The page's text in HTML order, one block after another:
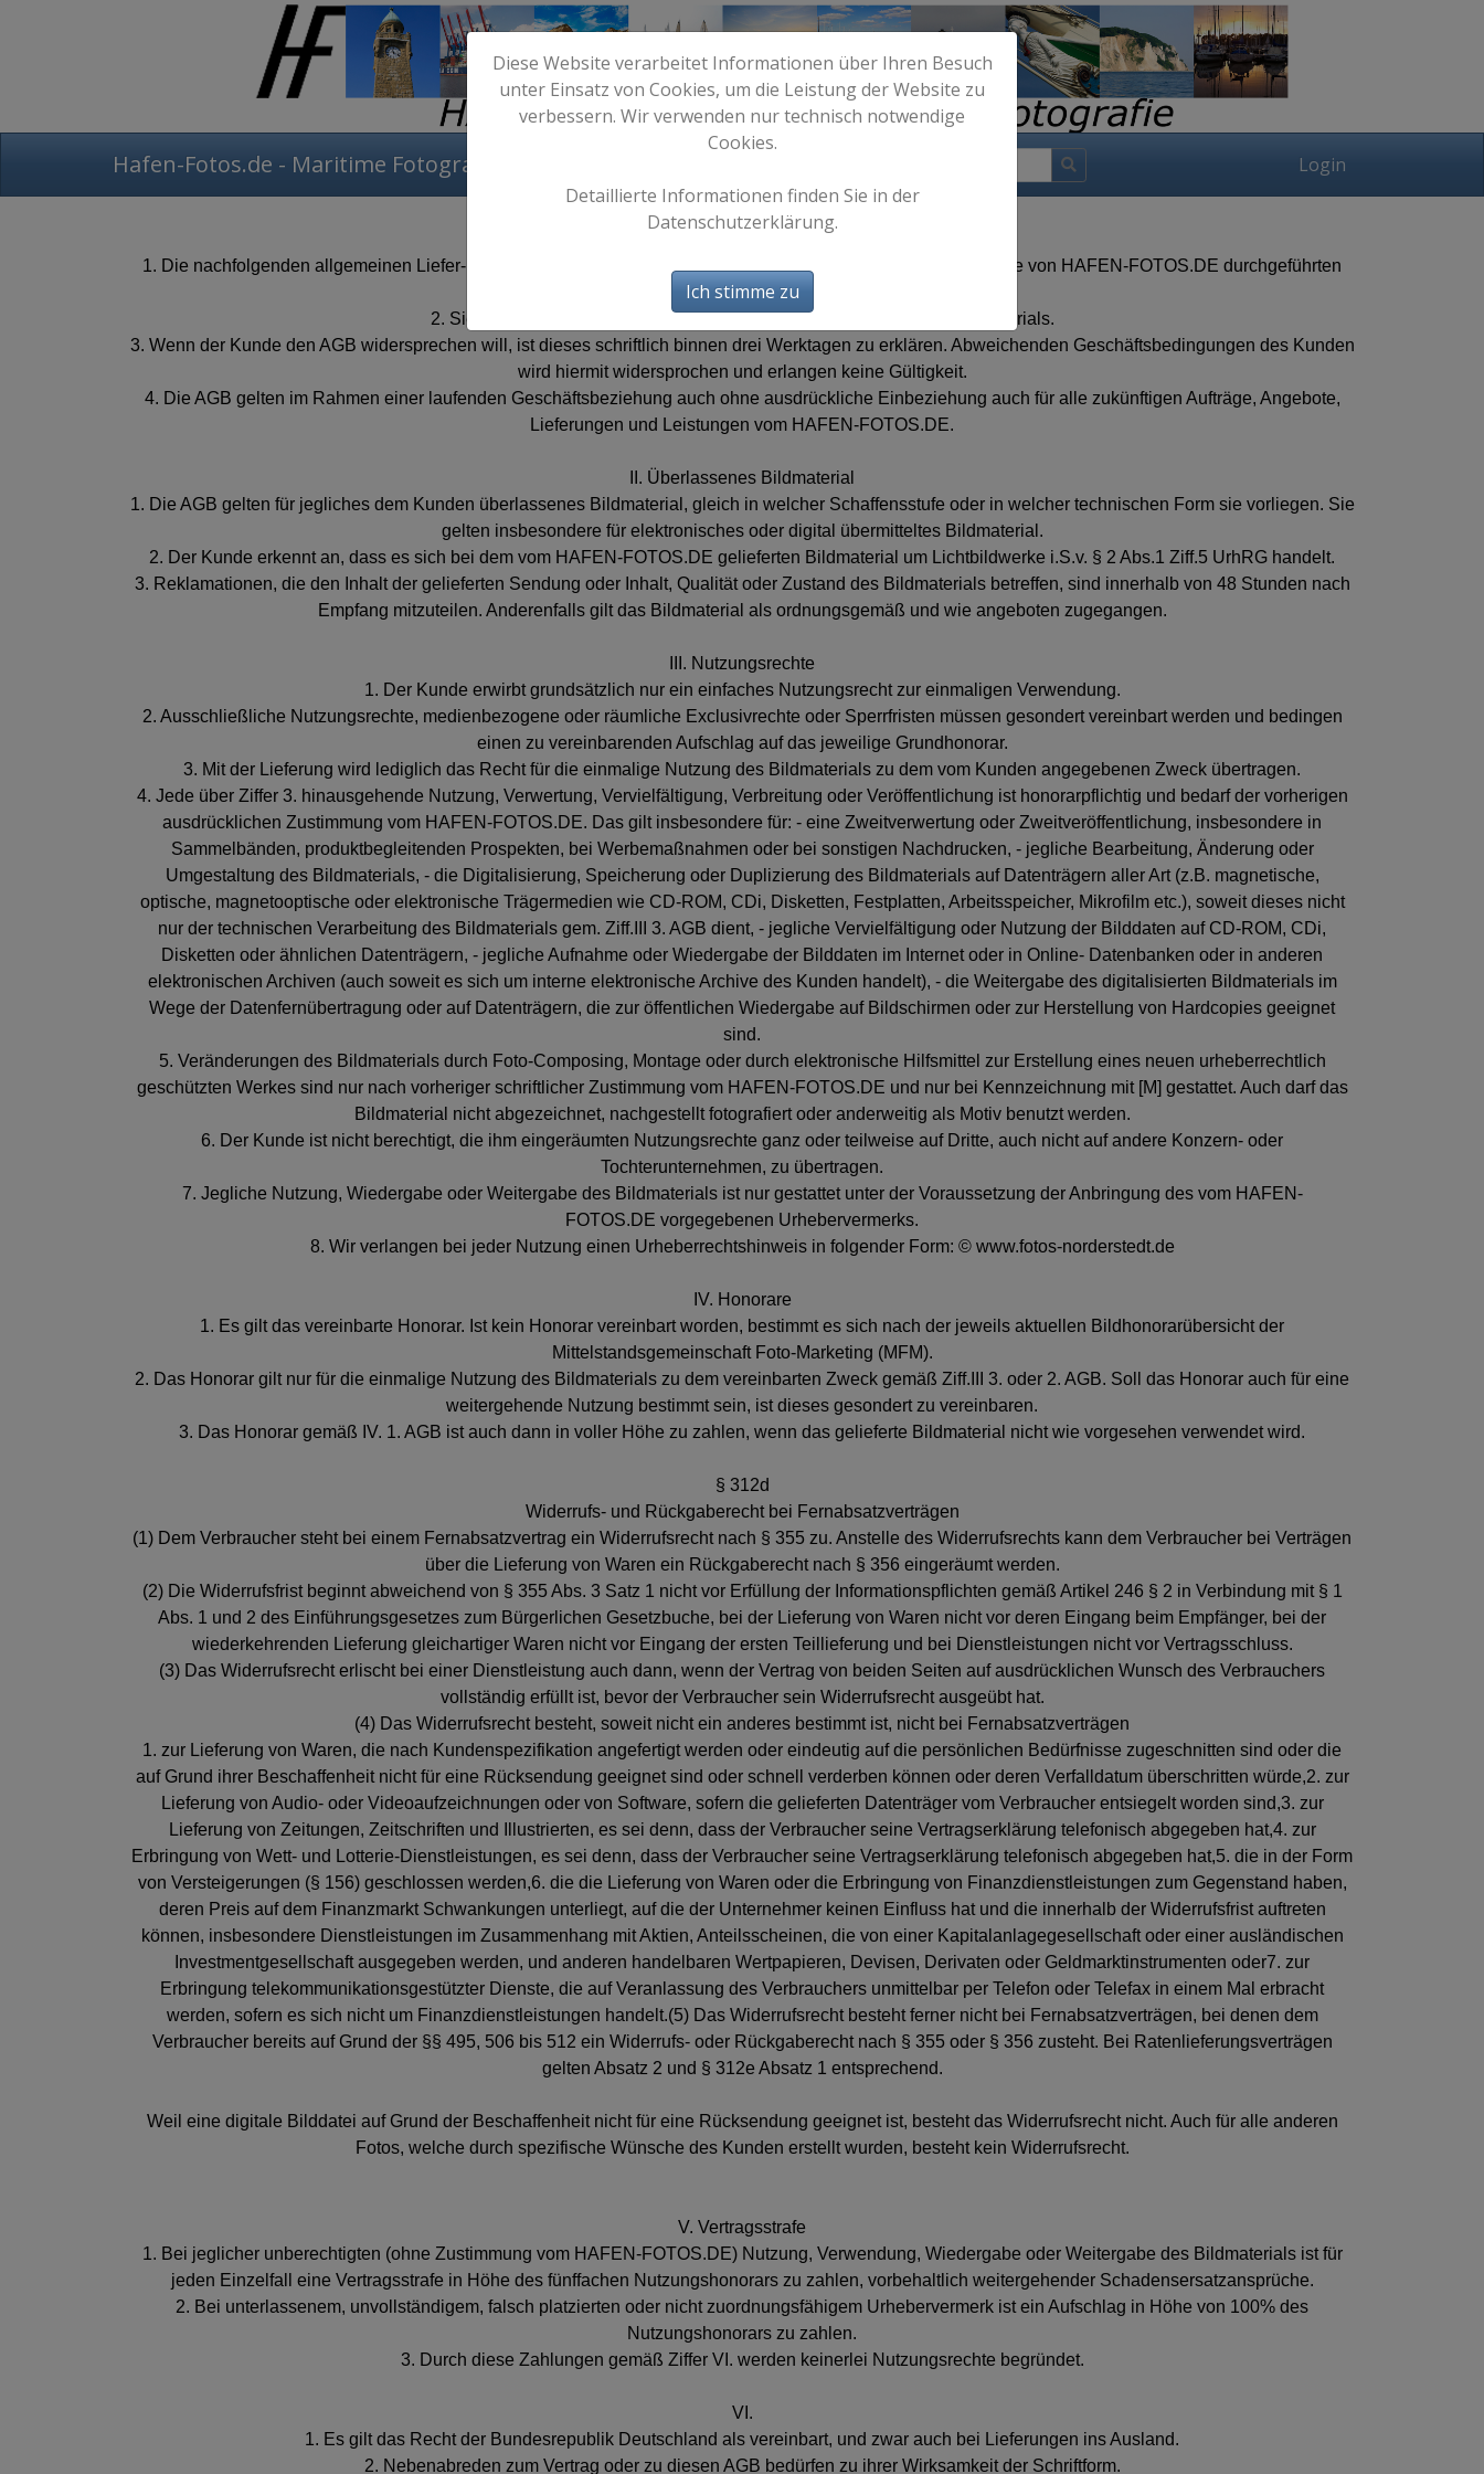
Hafen-Fotos.de - Maritime Fotografie
Login
AGB
1. Die nachfolgenden allgemeinen Liefer- und Geschäftsbedingungen (im folgenden AGB genannt) gelten für alle von HAFEN-FOTOS.DE durchgeführten
Aufträge, Angebote, Lieferungen und Leistungen.
2. Sie gelten als vereinbart mit Entgegennahme der Lieferung des Bildmaterials.
3. Wenn der Kunde den AGB widersprechen will, ist dieses schriftlich binnen drei Werktagen zu erklären. Abweichenden Geschäftsbedingungen des Kunden
wird hiermit widersprochen und erlangen keine Gültigkeit.
4. Die AGB gelten im Rahmen einer laufenden Geschäftsbeziehung auch ohne ausdrückliche Einbeziehung auch für alle zukünftigen Aufträge, Angebote,
Lieferungen und Leistungen vom HAFEN-FOTOS.DE.
II. Überlassenes Bildmaterial
1. Die AGB gelten für jegliches dem Kunden überlassenes Bildmaterial, gleich in welcher Schaffensstufe oder in welcher technischen Form sie vorliegen. Sie
gelten insbesondere für elektronisches oder digital übermitteltes Bildmaterial.
2. Der Kunde erkennt an, dass es sich bei dem vom HAFEN-FOTOS.DE gelieferten Bildmaterial um Lichtbildwerke i.S.v. § 2 Abs.1 Ziff.5 UrhRG handelt.
3. Reklamationen, die den Inhalt der gelieferten Sendung oder Inhalt, Qualität oder Zustand des Bildmaterials betreffen, sind innerhalb von 48 Stunden nach
Empfang mitzuteilen. Anderenfalls gilt das Bildmaterial als ordnungsgemäß und wie angeboten zugegangen.
III. Nutzungsrechte
1. Der Kunde erwirbt grundsätzlich nur ein einfaches Nutzungsrecht zur einmaligen Verwendung.
2. Ausschließliche Nutzungsrechte, medienbezogene oder räumliche Exclusivrechte oder Sperrfristen müssen gesondert vereinbart werden und bedingen
einen zu vereinbarenden Aufschlag auf das jeweilige Grundhonorar.
3. Mit der Lieferung wird lediglich das Recht für die einmalige Nutzung des Bildmaterials zu dem vom Kunden angegebenen Zweck übertragen.
4. Jede über Ziffer 3. hinausgehende Nutzung, Verwertung, Vervielfältigung, Verbreitung oder Veröffentlichung ist honorarpflichtig und bedarf der vorherigen
ausdrücklichen Zustimmung vom HAFEN-FOTOS.DE. Das gilt insbesondere für: - eine Zweitverwertung oder Zweitveröffentlichung, insbesondere in
Sammelbänden, produktbegleitenden Prospekten, bei Werbemaßnahmen oder bei sonstigen Nachdrucken, - jegliche Bearbeitung, Änderung oder
Umgestaltung des Bildmaterials, - die Digitalisierung, Speicherung oder Duplizierung des Bildmaterials auf Datenträgern aller Art (z.B. magnetische,
optische, magnetooptische oder elektronische Trägermedien wie CD-ROM, CDi, Disketten, Festplatten, Arbeitsspeicher, Mikrofilm etc.), soweit dieses nicht
nur der technischen Verarbeitung des Bildmaterials gem. Ziff.III 3. AGB dient, - jegliche Vervielfältigung oder Nutzung der Bilddaten auf CD-ROM, CDi,
Disketten oder ähnlichen Datenträgern, - jegliche Aufnahme oder Wiedergabe der Bilddaten im Internet oder in Online- Datenbanken oder in anderen
elektronischen Archiven (auch soweit es sich um interne elektronische Archive des Kunden handelt), - die Weitergabe des digitalisierten Bildmaterials im
Wege der Datenfernübertragung oder auf Datenträgern, die zur öffentlichen Wiedergabe auf Bildschirmen oder zur Herstellung von Hardcopies geeignet
sind.
5. Veränderungen des Bildmaterials durch Foto-Composing, Montage oder durch elektronische Hilfsmittel zur Erstellung eines neuen urheberrechtlich
geschützten Werkes sind nur nach vorheriger schriftlicher Zustimmung vom HAFEN-FOTOS.DE und nur bei Kennzeichnung mit [M] gestattet. Auch darf das
Bildmaterial nicht abgezeichnet, nachgestellt fotografiert oder anderweitig als Motiv benutzt werden.
6. Der Kunde ist nicht berechtigt, die ihm eingeräumten Nutzungsrechte ganz oder teilweise auf Dritte, auch nicht auf andere Konzern- oder
Tochterunternehmen, zu übertragen.
7. Jegliche Nutzung, Wiedergabe oder Weitergabe des Bildmaterials ist nur gestattet unter der Voraussetzung der Anbringung des vom HAFEN-
FOTOS.DE vorgegebenen Urhebervermerks.
8. Wir verlangen bei jeder Nutzung einen Urheberrechtshinweis in folgender Form: © www.fotos-norderstedt.de
IV. Honorare
1. Es gilt das vereinbarte Honorar. Ist kein Honorar vereinbart worden, bestimmt es sich nach der jeweils aktuellen Bildhonorarübersicht der
Mittelstandsgemeinschaft Foto-Marketing (MFM).
2. Das Honorar gilt nur für die einmalige Nutzung des Bildmaterials zu dem vereinbarten Zweck gemäß Ziff.III 3. oder 2. AGB. Soll das Honorar auch für eine
weitergehende Nutzung bestimmt sein, ist dieses gesondert zu vereinbaren.
3. Das Honorar gemäß IV. 1. AGB ist auch dann in voller Höhe zu zahlen, wenn das gelieferte Bildmaterial nicht wie vorgesehen verwendet wird.
§ 312d
Widerrufs- und Rückgaberecht bei Fernabsatzverträgen
(1) Dem Verbraucher steht bei einem Fernabsatzvertrag ein Widerrufsrecht nach § 355 zu. Anstelle des Widerrufsrechts kann dem Verbraucher bei Verträgen
über die Lieferung von Waren ein Rückgaberecht nach § 356 eingeräumt werden.
(2) Die Widerrufsfrist beginnt abweichend von § 355 Abs. 3 Satz 1 nicht vor Erfüllung der Informationspflichten gemäß Artikel 246 § 2 in Verbindung mit § 1
Abs. 1 und 2 des Einführungsgesetzes zum Bürgerlichen Gesetzbuche, bei der Lieferung von Waren nicht vor deren Eingang beim Empfänger, bei der
wiederkehrenden Lieferung gleichartiger Waren nicht vor Eingang der ersten Teillieferung und bei Dienstleistungen nicht vor Vertragsschluss.
(3) Das Widerrufsrecht erlischt bei einer Dienstleistung auch dann, wenn der Vertrag von beiden Seiten auf ausdrücklichen Wunsch des Verbrauchers
vollständig erfüllt ist, bevor der Verbraucher sein Widerrufsrecht ausgeübt hat.
(4) Das Widerrufsrecht besteht, soweit nicht ein anderes bestimmt ist, nicht bei Fernabsatzverträgen
1. zur Lieferung von Waren, die nach Kundenspezifikation angefertigt werden oder eindeutig auf die persönlichen Bedürfnisse zugeschnitten sind oder die
auf Grund ihrer Beschaffenheit nicht für eine Rücksendung geeignet sind oder schnell verderben können oder deren Verfalldatum überschritten würde,2. zur
Lieferung von Audio- oder Videoaufzeichnungen oder von Software, sofern die gelieferten Datenträger vom Verbraucher entsiegelt worden sind,3. zur
Lieferung von Zeitungen, Zeitschriften und Illustrierten, es sei denn, dass der Verbraucher seine Vertragserklärung telefonisch abgegeben hat,4. zur
Erbringung von Wett- und Lotterie-Dienstleistungen, es sei denn, dass der Verbraucher seine Vertragserklärung telefonisch abgegeben hat,5. die in der Form
von Versteigerungen (§ 156) geschlossen werden,6. die die Lieferung von Waren oder die Erbringung von Finanzdienstleistungen zum Gegenstand haben,
deren Preis auf dem Finanzmarkt Schwankungen unterliegt, auf die der Unternehmer keinen Einfluss hat und die innerhalb der Widerrufsfrist auftreten
können, insbesondere Dienstleistungen im Zusammenhang mit Aktien, Anteilsscheinen, die von einer Kapitalanlagegesellschaft oder einer ausländischen
Investmentgesellschaft ausgegeben werden, und anderen handelbaren Wertpapieren, Devisen, Derivaten oder Geldmarktinstrumenten oder7. zur
Erbringung telekommunikationsgestützter Dienste, die auf Veranlassung des Verbrauchers unmittelbar per Telefon oder Telefax in einem Mal erbracht
werden, sofern es sich nicht um Finanzdienstleistungen handelt.(5) Das Widerrufsrecht besteht ferner nicht bei Fernabsatzverträgen, bei denen dem
Verbraucher bereits auf Grund der §§ 495, 506 bis 512 ein Widerrufs- oder Rückgaberecht nach § 355 oder § 356 zusteht. Bei Ratenlieferungsverträgen
gelten Absatz 2 und § 312e Absatz 1 entsprechend.
Weil eine digitale Bilddatei auf Grund der Beschaffenheit nicht für eine Rücksendung geeignet ist, besteht das Widerrufsrecht nicht. Auch für alle anderen
Fotos, welche durch spezifische Wünsche des Kunden erstellt wurden, besteht kein Widerrufsrecht.
V. Vertragsstrafe
1. Bei jeglicher unberechtigten (ohne Zustimmung vom HAFEN-FOTOS.DE) Nutzung, Verwendung, Wiedergabe oder Weitergabe des Bildmaterials ist für
jeden Einzelfall eine Vertragsstrafe in Höhe des fünffachen Nutzungshonorars zu zahlen, vorbehaltlich weitergehender Schadensersatzansprüche.
2. Bei unterlassenem, unvollständigem, falsch platzierten oder nicht zuordnungsfähigem Urhebervermerk ist ein Aufschlag in Höhe von 100% des
Nutzungshonorars zu zahlen.
3. Durch diese Zahlungen gemäß Ziffer VI. werden keinerlei Nutzungsrechte begründet.
VI.
1. Es gilt das Recht der Bundesrepublik Deutschland als vereinbart, und zwar auch bei Lieferungen ins Ausland.
2. Nebenabreden zum Vertrag oder zu diesen AGB bedürfen zu ihrer Wirksamkeit der Schriftform.
Diese Website verarbeitet Informationen über Ihren Besuch
unter Einsatz von Cookies, um die Leistung der Website zu
verbessern. Wir verwenden nur technisch notwendige
Cookies.
Detaillierte Informationen finden Sie in der
Datenschutzerklärung.
Ich stimme zu